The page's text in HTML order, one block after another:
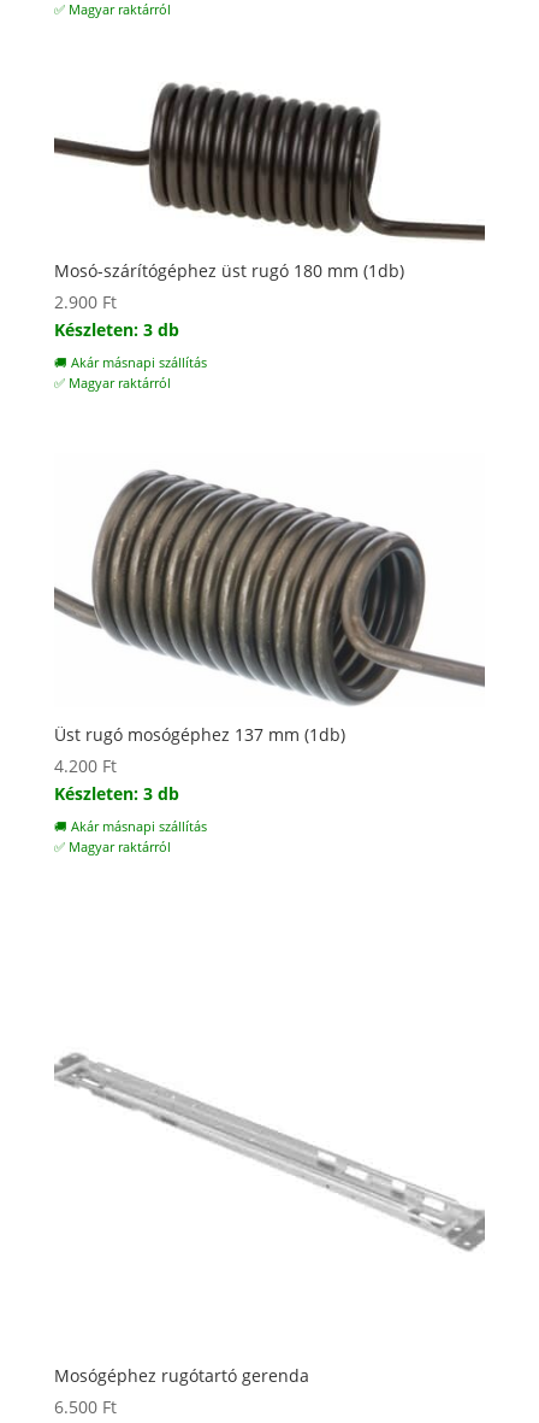
✅ Magyar raktárról
Mosó-szárítógéphez üst rugó 180 mm (1db)
2.900 Ft
Készleten: 3 db
🚚 Akár másnapi szállítás
✅ Magyar raktárról
Üst rugó mosógéphez 137 mm (1db)
4.200 Ft
Készleten: 3 db
🚚 Akár másnapi szállítás
✅ Magyar raktárról
Mosógéphez rugótartó gerenda
6.500 Ft